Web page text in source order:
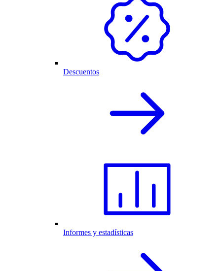
Descuentos
Informes y estadísticas